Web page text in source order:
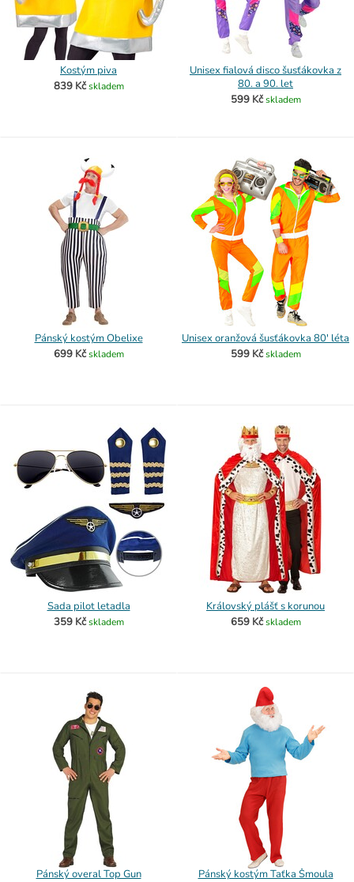
Kostým piva
839 Kč skladem
Unisex fialová disco šusťákovka z
80. a 90. let
599 Kč skladem
Pánský kostým Obelixe
699 Kč skladem
Unisex oranžová šusťákovka 80' léta
599 Kč skladem
Sada pilot letadla
359 Kč skladem
Královský plášť s korunou
659 Kč skladem
Pánský overal Top Gun
Pánský kostým Taťka Šmoula